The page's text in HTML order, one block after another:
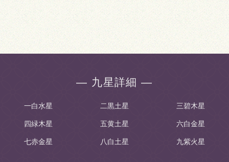
― 九星詳細 ―
一白水星 二黒土星 三碧木星
四緑木星 五黄土星 六白金星
七赤金星 八白土星 九紫火星